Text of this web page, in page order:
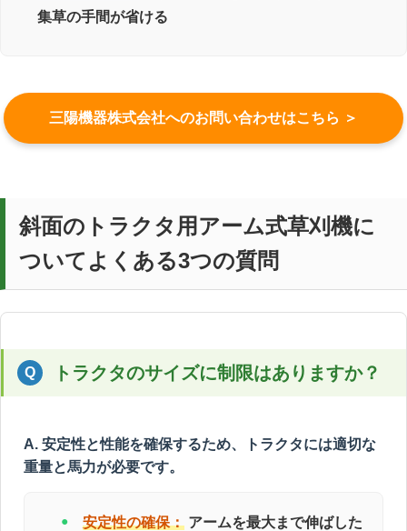
集草の手間が省ける
三陽機器株式会社へのお問い合わせはこちら ＞
斜面のトラクタ用アーム式草刈機に
ついてよくある3つの質問
トラクタのサイズに制限はありますか？
A. 安定性と性能を確保するため、トラクタには適切な
重量と馬力が必要です。
安定性の確保： アームを最大まで伸ばした